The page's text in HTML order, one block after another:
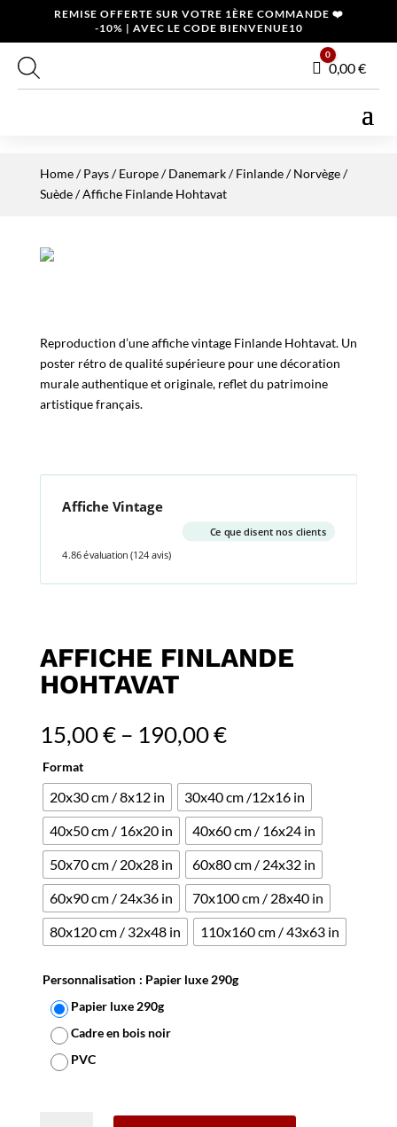
REMISE OFFERTE SUR VOTRE 1ÈRE COMMANDE ❤️
-10% | AVEC LE CODE BIENVENUE10
Panier
0
0,00€
Home/Pays/Europe/Danemark / Finlande / Norvège /
Suède/ Affiche Finlande Hohtavat
Reproduction d’une affiche vintage Finlande Hohtavat. Un
poster rétro de qualité supérieure pour une décoration
murale authentique et originale, reflet du patrimoine
artistique français.
Affiche Vintage
Ce que disent nos clients
4.86 évaluation (124 avis)
AFFICHE FINLANDE
HOHTAVAT
15,00€– 190,00€
Format
20x30 cm / 8x12 in
30x40 cm /12x16 in
40x50 cm / 16x20 in
40x60 cm / 16x24 in
50x70 cm / 20x28 in
60x80 cm / 24x32 in
60x90 cm / 24x36 in
70x100 cm / 28x40 in
80x120 cm / 32x48 in
110x160 cm / 43x63 in
Personnalisation : Papier luxe 290g
Papier luxe 290g
Cadre en bois noir
PVC